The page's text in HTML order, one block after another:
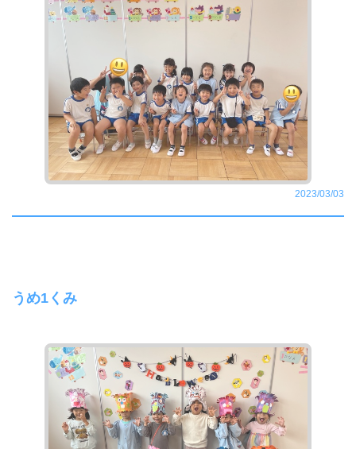
2023/03/03
うめ1くみ